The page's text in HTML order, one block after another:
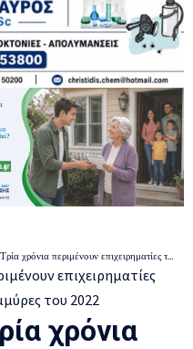
επιχειρηματίες τις αποζημιώσεις από τις πλημμύρες του 2022
χρόνια